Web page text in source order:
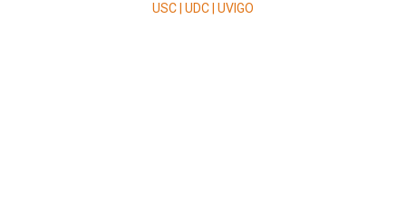
USC | UDC | UVIGO